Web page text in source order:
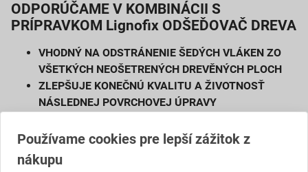
ODPORÚČAME V KOMBINÁCII S
PRÍPRAVKOM Lignofix ODŠEĎOVAČ DREVA
VHODNÝ NA ODSTRÁNENIE ŠEDÝCH VLÁKEN ZO
VŠETKÝCH NEOŠETRENÝCH DREVĚNÝCH PLOCH
ZLEPŠUJE KONEČNÚ KVALITU A ŽIVOTNOSŤ
NÁSLEDNEJ POVRCHOVEJ ÚPRAVY
Používame cookies pre lepší zážitok z
nákupu